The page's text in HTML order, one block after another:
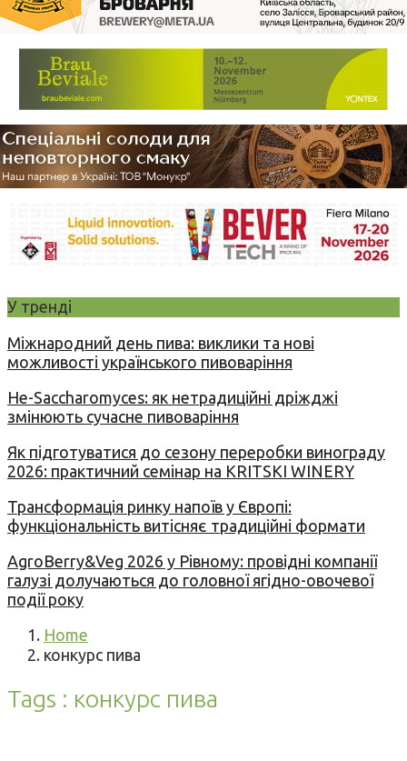
У тренді
Міжнародний день пива: виклики та нові
можливості українського пивоваріння
Не-Saccharomyces: як нетрадиційні дріжджі
змінюють сучасне пивоваріння
Як підготуватися до сезону переробки винограду
2026: практичний семінар на KRITSKI WINERY
Трансформація ринку напоїв у Європі:
функціональність витісняє традиційні формати
AgroBerry&Veg 2026 у Рівному: провідні компанії
галузі долучаються до головної ягідно-овочевої
події року
Home
конкурс пива
Tags : конкурс пива